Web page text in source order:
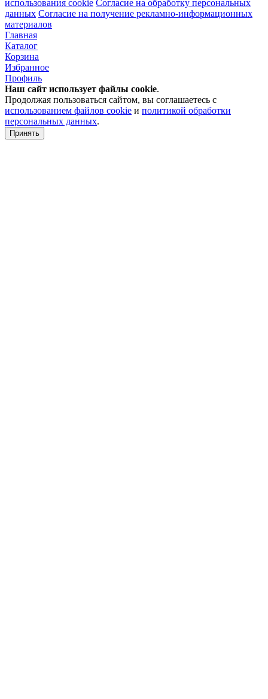
использования cookie Согласие на обработку персональных
данных Согласие на получение рекламно-информационных
материалов
Главная
Каталог
Корзина
Избранное
Профиль
Наш сайт использует файлы cookie.
Продолжая пользоваться сайтом, вы соглашаетесь с
использованием файлов cookie и политикой обработки
персональных данных.
Принять